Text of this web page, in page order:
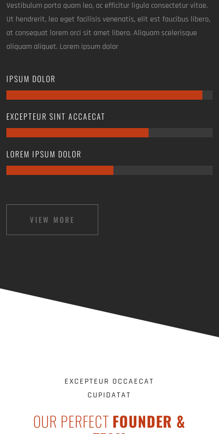
Vestibulum porta quam leo, ac efficitur ligula consectetur vitae.
Ut hendrerit, leo eget facilisis venenatis, elit est faucibus libero,
at consequat lorem orci sit amet libero. Aliquam scelerisque
aliquam aliquet. Lorem ipsum dolor
IPSUM DOLOR
EXCEPTEUR SINT ACCAECAT
LOREM IPSUM DOLOR
VIEW MORE
EXCEPTEUR OCCAECAT
CUPIDATAT
OUR PERFECT FOUNDER &